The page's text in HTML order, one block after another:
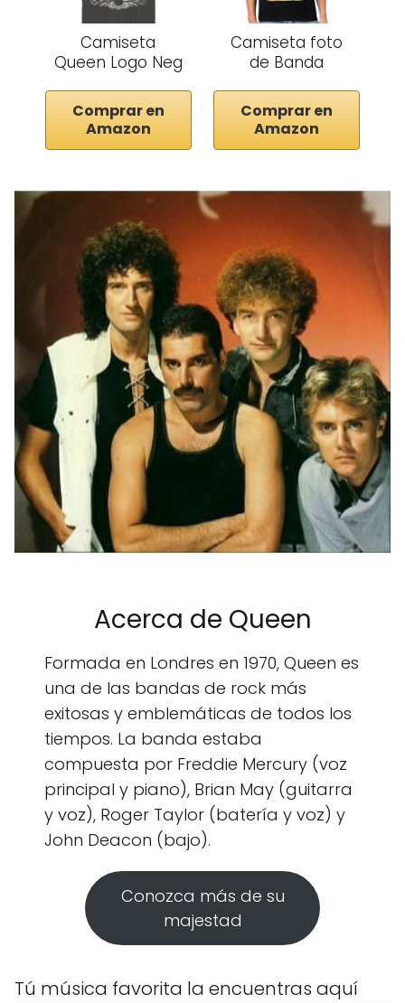
Camiseta
Queen Logo Neg
Comprar en
Amazon
Camiseta foto
de Banda
Comprar en
Amazon
Acerca de Queen
Formada en Londres en 1970, Queen es
una de las bandas de rock más
exitosas y emblemáticas de todos los
tiempos. La banda estaba
compuesta por Freddie Mercury (voz
principal y piano), Brian May (guitarra
y voz), Roger Taylor (batería y voz) y
John Deacon (bajo).
Conozca más de su
majestad
Tú música favorita la encuentras aquí